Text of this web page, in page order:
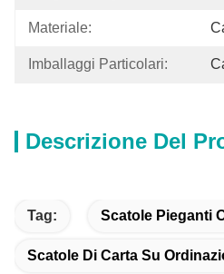
Materiale:
Imballaggi Particolari:
Descrizione Del
Tag: Scatole Pieganti
Scatole Di Carta Su